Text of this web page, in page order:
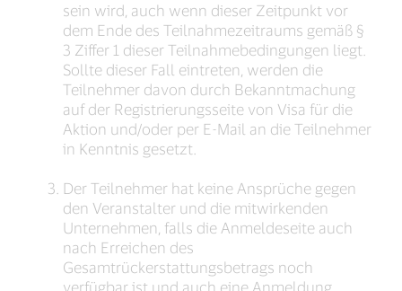
sein wird, auch wenn dieser Zeitpunkt vor
dem Ende des Teilnahmezeitraums gemäß §
3 Ziffer 1 dieser Teilnahmebedingungen liegt.
Sollte dieser Fall eintreten, werden die
Teilnehmer davon durch Bekanntmachung
auf der Registrierungsseite von Visa für die
Aktion und/oder per E-Mail an die Teilnehmer
in Kenntnis gesetzt.
Der Teilnehmer hat keine Ansprüche gegen
den Veranstalter und die mitwirkenden
Unternehmen, falls die Anmeldeseite auch
nach Erreichen des
Gesamtrückerstattungsbetrags noch
verfügbar ist und auch eine Anmeldung